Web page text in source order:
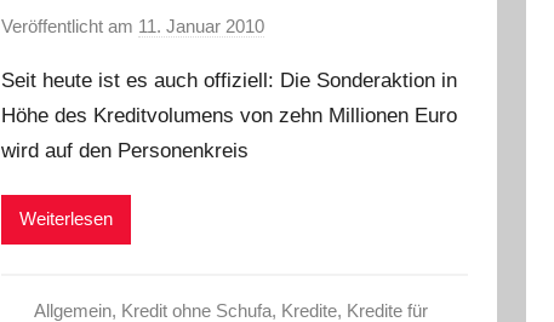
Veröffentlicht am 11. Januar 2010v
n
C
e
Seit heute ist es auch offiziell: Die Sonderaktion in
Höhe des Kreditvolumens von zehn Millionen Euro
wird auf den Personenkreis
Weiterlesen
Allgemein, Kredit ohne Schufa, Kredite, Kredite für